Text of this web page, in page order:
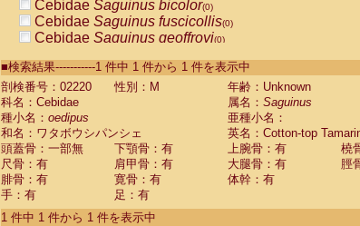
Cebidae Saguinus bicolor(0)
Cebidae Saguinus fuscicollis(0)
Cebidae Saguinus geoffroyi(0)
CebidaeSaguinus labiatus(0)
Cebidae Saguinus leucopus (0)
Cebidae
Cebidae
CebidaeSaguinus nigricollis (0)
Cebidae Saguinus oedipus
Cebidae Saguinus weddelli
Cebidae Saguinusspp.
Cebidae Aotus trivirgatus
Cebidae Cebus albifrons
■検索結果-----------1 件中 1 件から 1 件を表示中
剖検番号：02220
性別：M
年齢：Unknown
科名：Cebidae
属名： Saguinus
種小名： oedipus
亜種小名：
和名：ワタボウシパンシェ
英名：Cotton-top
頭蓋骨：一部無
下顎骨：有 上腕骨：有
橈
尺骨：有
肩甲骨：有 大腿骨：有
脛
腓骨：有
寛骨：有
体幹：有
手：有
足：有
1 件中 1 件から 1 件を表示中